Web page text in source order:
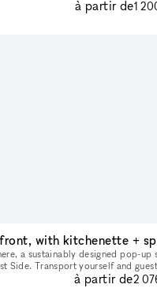
locations on Paris’s Left Bank. This retail space
à partir de1
a sustainably designed pop-up
Side. Transport yourself and
conveniently located on Ludlow
à partir de2